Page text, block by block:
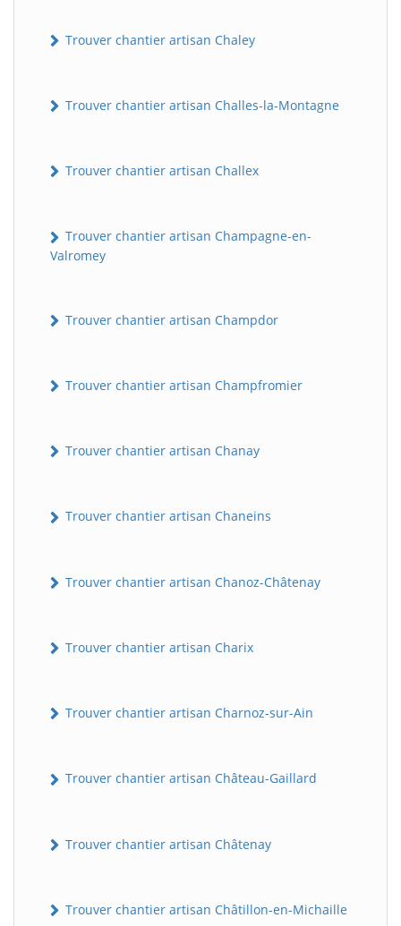
Trouver chantier artisan Chaley
Trouver chantier artisan Challes-la-Montagne
Trouver chantier artisan Challex
Trouver chantier artisan Champagne-en-
Valromey
Trouver chantier artisan Champdor
Trouver chantier artisan Champfromier
Trouver chantier artisan Chanay
Trouver chantier artisan Chaneins
Trouver chantier artisan Chanoz-Châtenay
Trouver chantier artisan Charix
Trouver chantier artisan Charnoz-sur-Ain
Trouver chantier artisan Château-Gaillard
Trouver chantier artisan Châtenay
Trouver chantier artisan Châtillon-en-Michaille